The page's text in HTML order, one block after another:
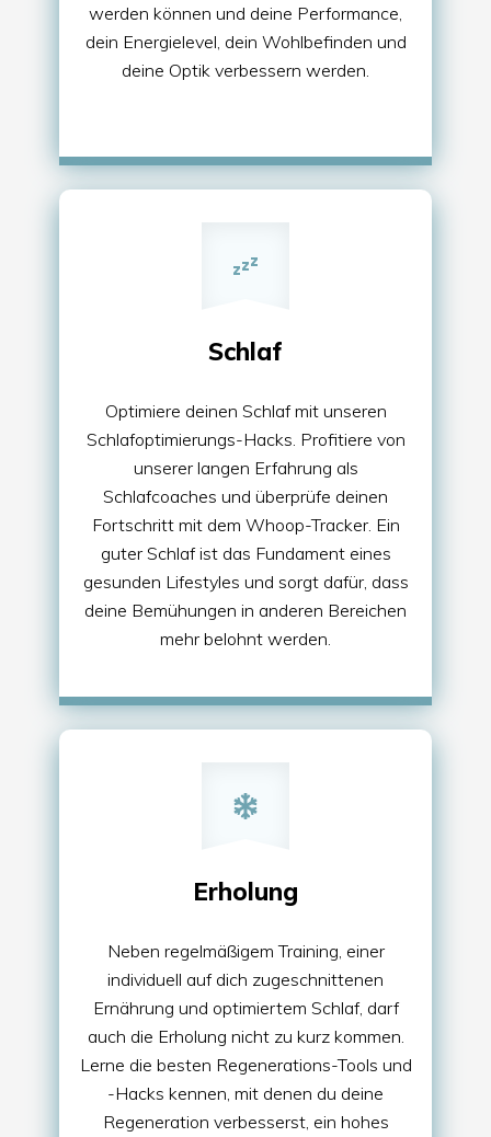
werden können und deine Performance,
dein Energielevel, dein Wohlbefinden und
deine Optik verbessern werden.
Schlaf
Optimiere deinen Schlaf mit unseren
Schlafoptimierungs-Hacks. Profitiere von
unserer langen Erfahrung als
Schlafcoaches und überprüfe deinen
Fortschritt mit dem Whoop-Tracker. Ein
guter Schlaf ist das Fundament eines
gesunden Lifestyles und sorgt dafür, dass
deine Bemühungen in anderen Bereichen
mehr belohnt werden.
Erholung
Neben regelmäßigem Training, einer
individuell auf dich zugeschnittenen
Ernährung und optimiertem Schlaf, darf
auch die Erholung nicht zu kurz kommen.
Lerne die besten Regenerations-Tools und
-Hacks kennen, mit denen du deine
Regeneration verbesserst, ein hohes